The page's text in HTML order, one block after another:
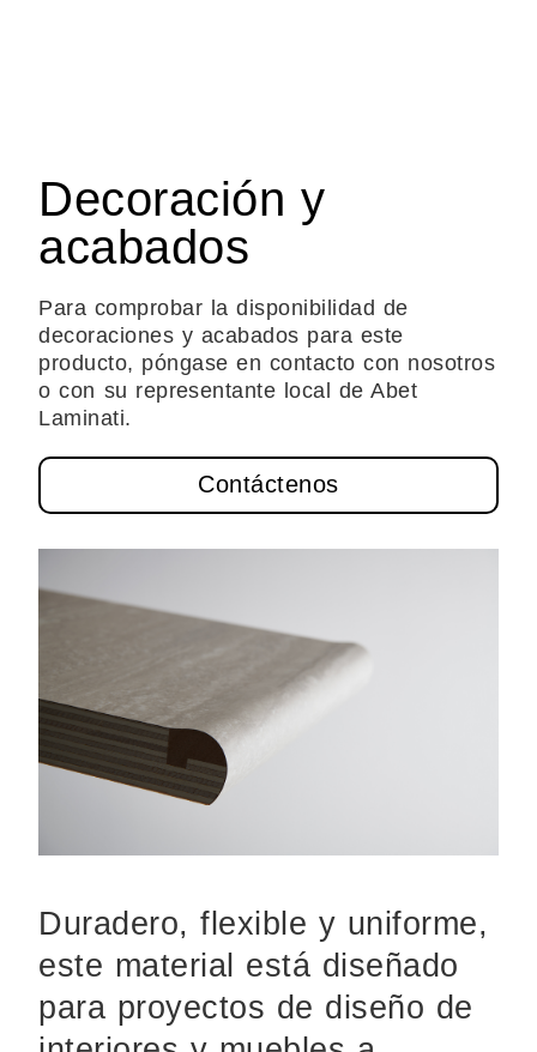
Decoración y
acabados
Para comprobar la disponibilidad de
decoraciones y acabados para este
producto, póngase en contacto con nosotros
o con su representante local de Abet
Laminati.
Contáctenos
Duradero, flexible y uniforme,
este material está diseñado
para proyectos de diseño de